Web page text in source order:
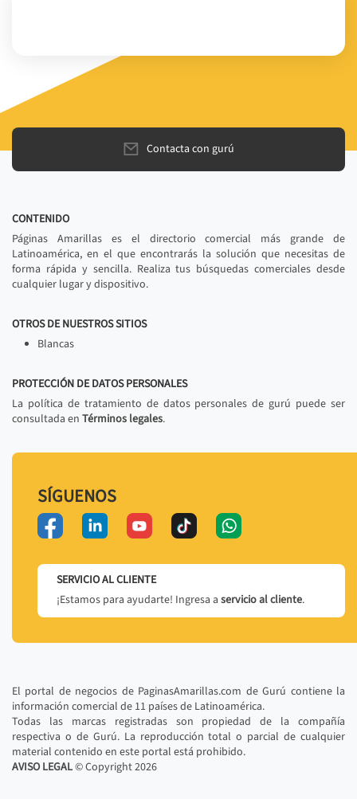
Contacta con gurú
CONTENIDO
Páginas Amarillas es el directorio comercial más grande de
Latinoamérica, en el que encontrarás la solución que necesitas de
forma rápida y sencilla. Realiza tus búsquedas comerciales desde
cualquier lugar y dispositivo.
OTROS DE NUESTROS SITIOS
Blancas
PROTECCIÓN DE DATOS PERSONALES
La política de tratamiento de datos personales de gurú puede ser
consultada en Términos legales.
SÍGUENOS
SERVICIO AL CLIENTE
¡Estamos para ayudarte! Ingresa a servicio al cliente.
El portal de negocios de PaginasAmarillas.com de Gurú contiene la
información comercial de 11 países de Latinoamérica.
Todas las marcas registradas son propiedad de la compañía
respectiva o de Gurú. La reproducción total o parcial de cualquier
material contenido en este portal está prohibido.
AVISO LEGAL© Copyright2026